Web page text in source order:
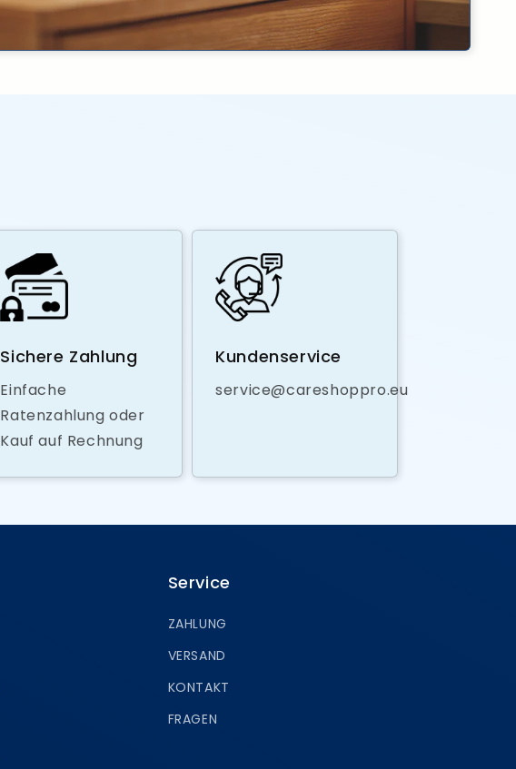
Sichere Zahlung
Einfache
Ratenzahlung oder
Kauf auf Rechnung
Kundenservice
service@careshoppro.eu
Service
ZAHLUNG
VERSAND
KONTAKT
FRAGEN